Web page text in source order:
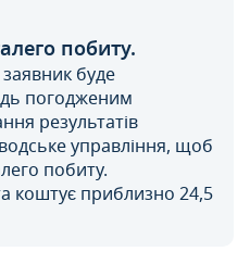
побиту.
буде
погодженим
результатів
управління, щоб
побиту.
коштує приблизно 24,5